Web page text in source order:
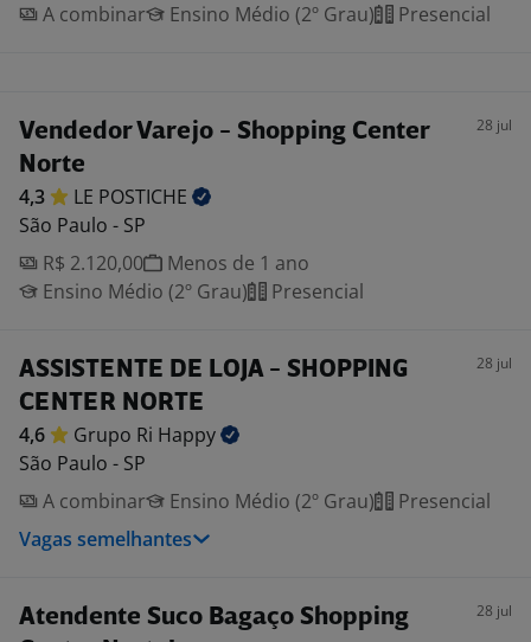
A combinar
Ensino Médio (2º Grau) Presencial
Vendedor Varejo - Shopping Center
Norte
28 jul
4,3 LE POSTICHE
São Paulo - SP
R$ 2.120,00
Menos de 1 ano
Ensino Médio (2º Grau)
Presencial
ASSISTENTE DE LOJA - SHOPPING
CENTER NORTE
28 jul
4,6 Grupo Ri Happy
São Paulo - SP
A combinar
Ensino Médio (2º Grau)
Presencial
Vagas semelhantes
Atendente Suco Bagaço Shopping
28 jul